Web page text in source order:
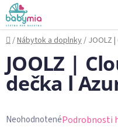
Prejsť
na
obsah
Domov
/Nábytok a doplnky/ JOOLZ
JOOLZ |
dečka l
Priemerné
NeohodnotenéPodrobnosti